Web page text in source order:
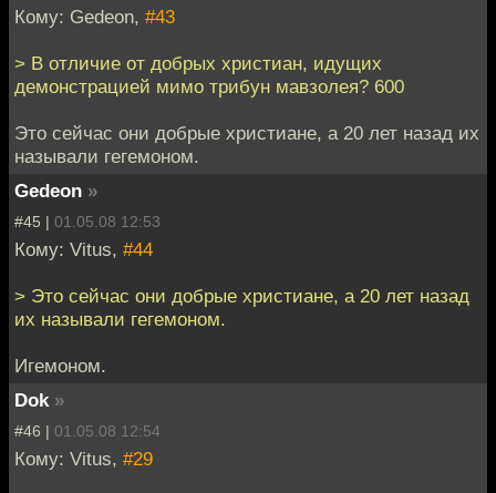
Кому: Gedeon, #43
> В отличие от добрых христиан, идущих
демонстрацией мимо трибун мавзолея? 600
Это сейчас они добрые христиане, а 20 лет назад их
называли гегемоном.
Gedeon »
#45 | 01.05.08 12:53
Кому: Vitus, #44
> Это сейчас они добрые христиане, а 20 лет назад
их называли гегемоном.
Игемоном.
Dok »
#46 | 01.05.08 12:54
Кому: Vitus, #29